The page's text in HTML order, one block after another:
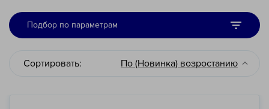
Подбор по параметрам
Сортировать: По (Новинка) возростанию